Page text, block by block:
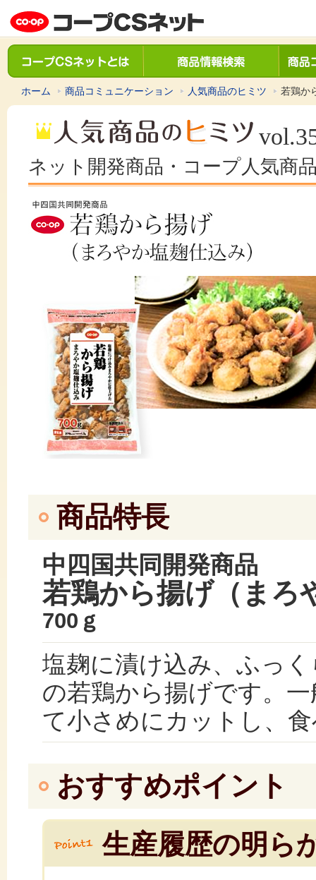
ホーム 商品コミュニケーション 人気商品のヒミツ 若鶏か
ネット開発商品・コープ人気商
商品特長
中四国共同開発商品
若鶏から揚げ（まろ
700ｇ
塩麹に漬け込み、ふっ
の若鶏から揚げです。
て小さめにカットし、
おすすめポイント
生産履歴の明ら